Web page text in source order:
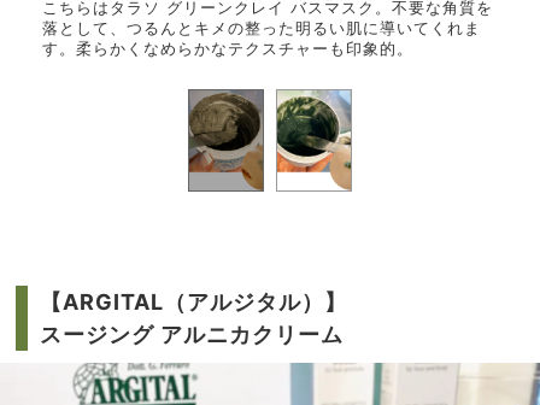
こちらはタラソ グリーンクレイ バスマスク。不要な角質を
落として、つるんとキメの整った明るい肌に導いてくれま
す。柔らかくなめらかなテクスチャーも印象的。
【ARGITAL （アルジタル）】
スージング アルニカクリーム